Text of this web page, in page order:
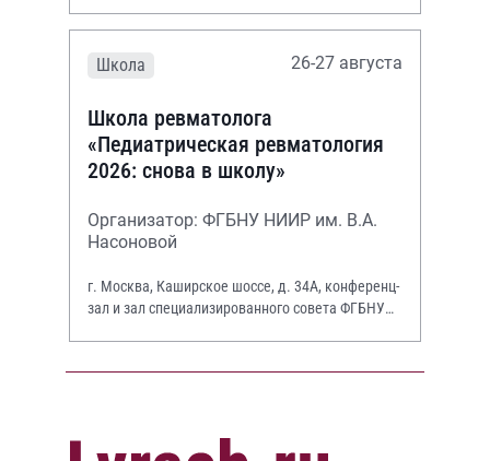
Школа 26-27 августа
Школа ревматолога
«Педиатрическая ревматология
2026: снова в школу»
Организатор: ФГБНУ НИИР им. В.А.
Насоновой
г. Москва, Каширское шоссе, д. 34А, конференц-
зал и зал специализированного совета ФГБНУ